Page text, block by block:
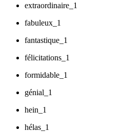
extraordinaire_1
fabuleux_1
fantastique_1
félicitations_1
formidable_1
génial_1
hein_1
hélas_1